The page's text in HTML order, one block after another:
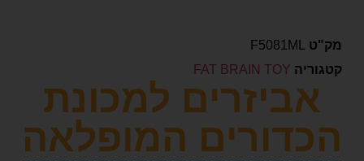
F5081ML
FAT BRAIN TOY
למכונת
המופלאה